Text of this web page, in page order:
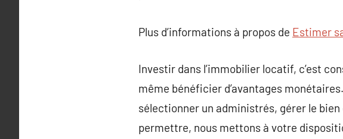
Plus d’informations à propos de Estimer
Investir dans l’immobilier locatif, c’est
même bénéficier d’avantages
sélectionner un administrés, gérer le
permettre, nous mettons à votre